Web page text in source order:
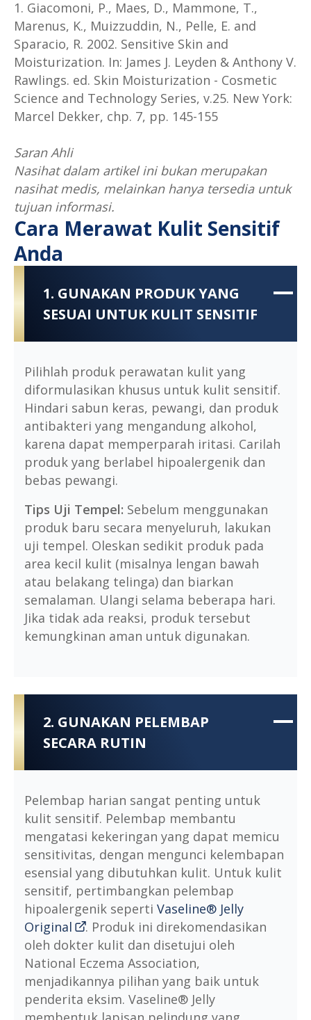
1. Giacomoni, P., Maes, D., Mammone, T.,
Marenus, K., Muizzuddin, N., Pelle, E. and
Sparacio, R. 2002. Sensitive Skin and
Moisturization. In: James J. Leyden & Anthony V.
Rawlings. ed. Skin Moisturization - Cosmetic
Science and Technology Series, v.25. New York:
Marcel Dekker, chp. 7, pp. 145-155
Saran Ahli
Nasihat dalam artikel ini bukan merupakan
nasihat medis, melainkan hanya tersedia untuk
tujuan informasi.
Cara Merawat Kulit Sensitif
Anda
1. GUNAKAN PRODUK YANG
SESUAI UNTUK KULIT SENSITIF
Pilihlah produk perawatan kulit yang
diformulasikan khusus untuk kulit sensitif.
Hindari sabun keras, pewangi, dan produk
antibakteri yang mengandung alkohol,
karena dapat memperparah iritasi. Carilah
produk yang berlabel hipoalergenik dan
bebas pewangi.
Tips Uji Tempel: Sebelum menggunakan
produk baru secara menyeluruh, lakukan
uji tempel. Oleskan sedikit produk pada
area kecil kulit (misalnya lengan bawah
atau belakang telinga) dan biarkan
semalaman. Ulangi selama beberapa hari.
Jika tidak ada reaksi, produk tersebut
kemungkinan aman untuk digunakan.
2. GUNAKAN PELEMBAP
SECARA RUTIN
Pelembap harian sangat penting untuk
kulit sensitif. Pelembap membantu
mengatasi kekeringan yang dapat memicu
sensitivitas, dengan mengunci kelembapan
esensial yang dibutuhkan kulit. Untuk kulit
sensitif, pertimbangkan pelembap
hipoalergenik seperti Vaseline® Jelly
Original
. Produk ini direkomendasikan
oleh dokter kulit dan disetujui oleh
National Eczema Association,
menjadikannya pilihan yang baik untuk
penderita eksim. Vaseline® Jelly